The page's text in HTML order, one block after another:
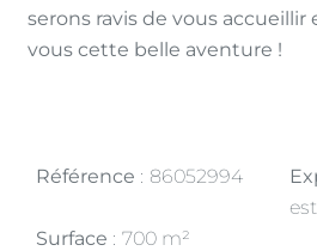
serons ravis de vous accueillir
vous cette belle aventure !
Référence 86052994
Surface 700 m²
est